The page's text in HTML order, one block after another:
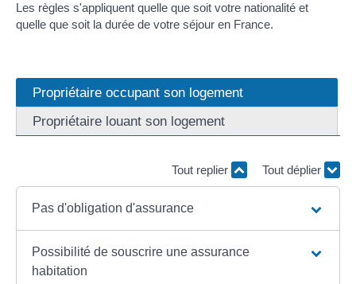
Les règles s'appliquent quelle que soit votre nationalité et
quelle que soit la durée de votre séjour en France.
Propriétaire occupant son logement
Propriétaire louant son logement
Tout replier Tout déplier
Pas d'obligation d'assurance
Possibilité de souscrire une assurance
habitation